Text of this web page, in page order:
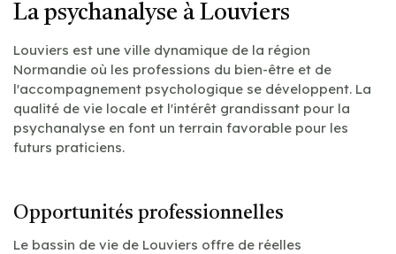
La psychanalyse à Louviers
Louviers est une ville dynamique de la région
Normandie où les professions du bien-être et de
l'accompagnement psychologique se développent. La
qualité de vie locale et l'intérêt grandissant pour la
psychanalyse en font un terrain favorable pour les
futurs praticiens.
Opportunités professionnelles
Le bassin de vie de Louviers offre de réelles